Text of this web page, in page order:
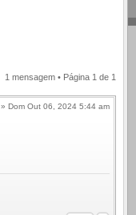
1 mensagem • Página 1 de 1
» Dom Out 06, 2024 5:44 am